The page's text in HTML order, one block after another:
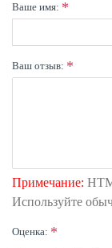
Ваше имя:
Ваш отзыв:
Примечание:
Используйте
Оценка: